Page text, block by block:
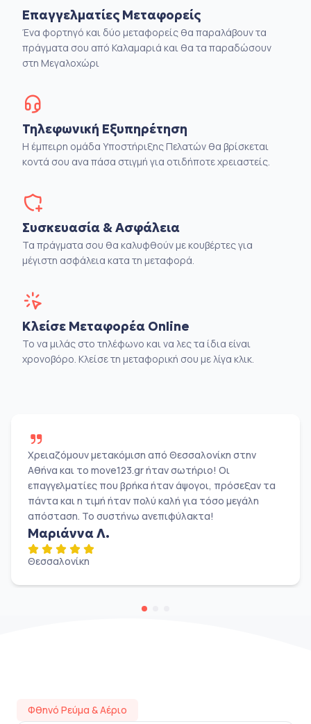
Επαγγελματίες Μεταφορείς
Ένα φορτηγό και δύο μεταφορείς θα παραλάβουν τα
πράγματα σου από Καλαμαριά και θα τα παραδώσουν
στη Μεγαλοχώρι
Τηλεφωνική Εξυπηρέτηση
Η έμπειρη ομάδα Υποστήριξης Πελατών θα βρίσκεται
κοντά σου ανα πάσα στιγμή για οτιδήποτε χρειαστείς.
Συσκευασία & Ασφάλεια
Τα πράγματα σου θα καλυφθούν με κουβέρτες για
μέγιστη ασφάλεια κατα τη μεταφορά.
Κλείσε Μεταφορέα Online
Το να μιλάς στο τηλέφωνο και να λες τα ίδια είναι
χρονοβόρο. Κλείσε τη μεταφορική σου με λίγα κλικ.
Χρειαζόμουν μετακόμιση από Θεσσαλονίκη στην
Αθήνα και το move123.gr ήταν σωτήριο! Οι
επαγγελματίες που βρήκα ήταν άψογοι, πρόσεξαν τα
πάντα και η τιμή ήταν πολύ καλή για τόσο μεγάλη
απόσταση. Το συστήνω ανεπιφύλακτα!
Μαριάννα Λ.
Θεσσαλονίκη
Φθηνό Ρεύμα & Αέριο